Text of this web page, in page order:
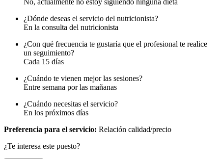
No, actualmente no estoy siguiendo ninguna dieta
¿Dónde deseas el servicio del nutricionista?
En la consulta del nutricionista
¿Con qué frecuencia te gustaría que el profesional te realice
un seguimiento?
Cada 15 días
¿Cuándo te vienen mejor las sesiones?
Entre semana por las mañanas
¿Cuándo necesitas el servicio?
En los próximos días
Preferencia para el servicio: Relación calidad/precio
¿Te interesa este puesto?